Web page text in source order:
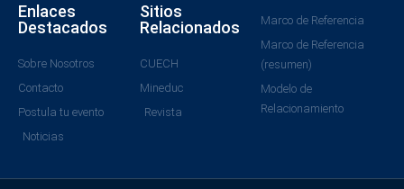
Enlaces
Destacados
Sobre Nosotros
Contacto
Postula tu evento
Noticias
Sitios
Relacionados
CUECH
Mineduc
Revista
Marco de Referencia
Marco de Referencia
(resumen)
Modelo de
Relacionamiento